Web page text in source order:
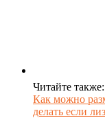
Читайте также:
Как можно
делать если